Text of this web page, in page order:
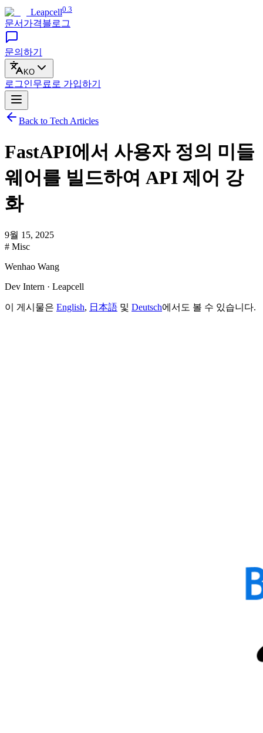
Leapcell0.3
문서 가격블로그
문의하기
KO
로그인무료로 가입하기
Back to Tech Articles
FastAPI에서 사용자 정의 미들
웨어를 빌드하여 API 제어 강
화
9월 15, 2025
# Misc
Wenhao Wang
Dev Intern · Leapcell
이 게시물은 English, 日本語 및 Deutsch에서도 볼 수 있습니다.